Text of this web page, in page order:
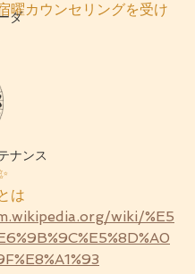
ダ
ナンス
曜カウンセリングを受け
は
wiki/%E5